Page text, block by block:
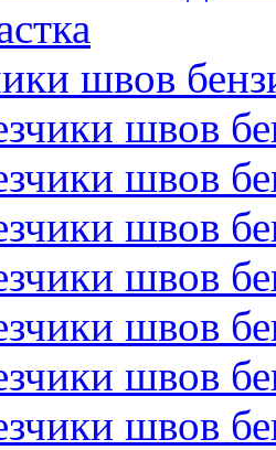
швов
швов
швов
швов
швов
швов
швов
швов